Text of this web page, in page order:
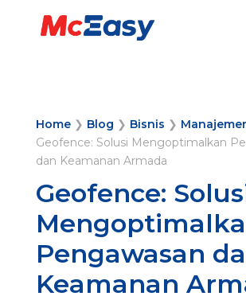
Home❯ Blog ❯ Bisnis ❯
Geofence: Solusi Mengoptimalkan
dan Keamanan Armada
Geofence:
Pengawasan
Keamanan